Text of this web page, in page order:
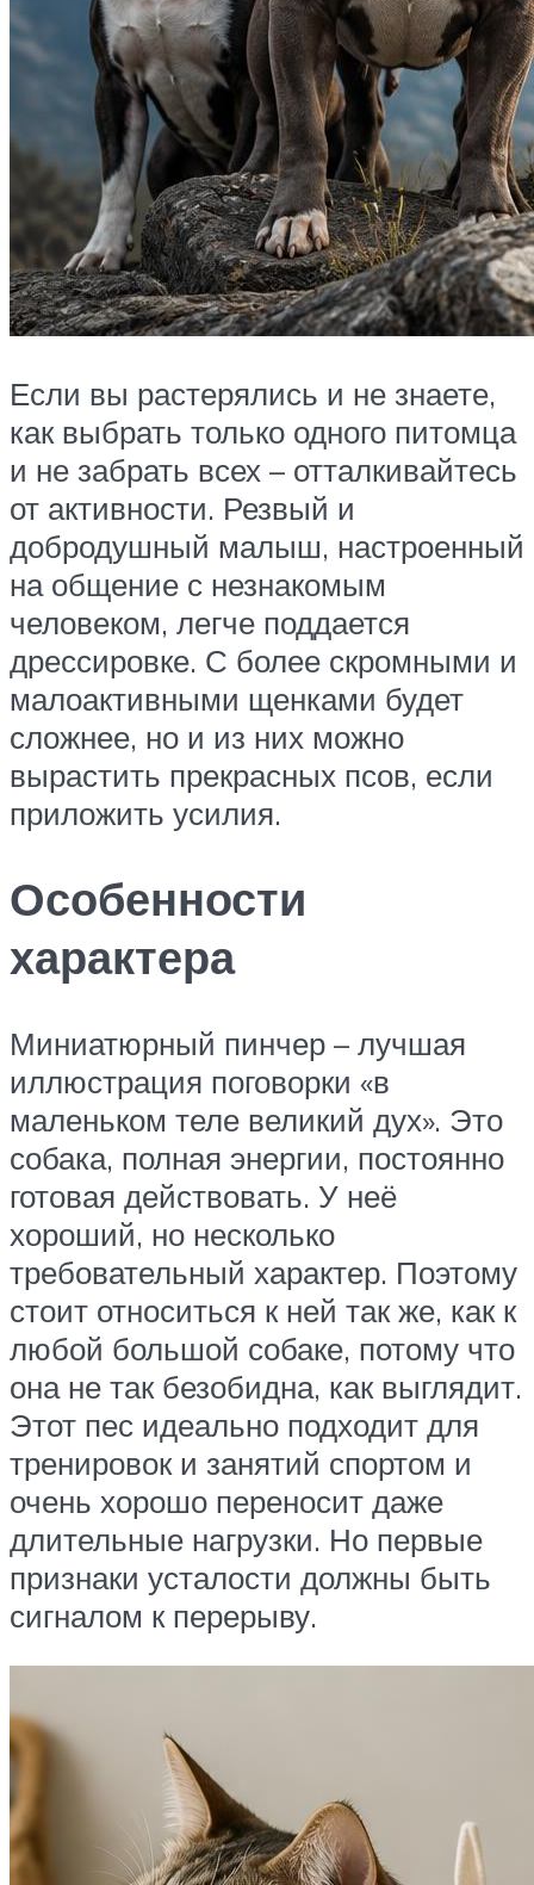
Если вы растерялись и не знаете,
как выбрать только одного питомца
и не забрать всех – отталкивайтесь
от активности. Резвый и
добродушный малыш, настроенный
на общение с незнакомым
человеком, легче поддается
дрессировке. С более скромными и
малоактивными щенками будет
сложнее, но и из них можно
вырастить прекрасных псов, если
приложить усилия.
Особенности
характера
Миниатюрный пинчер – лучшая
иллюстрация поговорки «в
маленьком теле великий дух». Это
собака, полная энергии, постоянно
готовая действовать. У неё
хороший, но несколько
требовательный характер. Поэтому
стоит относиться к ней так же, как к
любой большой собаке, потому что
она не так безобидна, как выглядит.
Этот пес идеально подходит для
тренировок и занятий спортом и
очень хорошо переносит даже
длительные нагрузки. Но первые
признаки усталости должны быть
сигналом к перерыву.